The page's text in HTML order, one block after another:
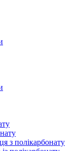
з полікарбонату